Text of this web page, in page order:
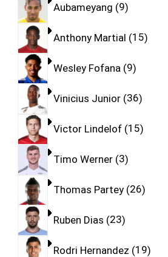
Aubameyang 9
Anthony Martial 15
Wesley Fofana 9
Vinicius Junior 36
Victor Lindelof 15
Timo Werner 3
Thomas Partey 26
Ruben Dias 23
Rodri Hernandez 19